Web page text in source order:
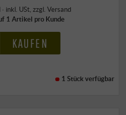
· inkl. USt, zzgl. Versand
1 Artikel pro Kunde
KAUFEN
1 Stückverfügbar